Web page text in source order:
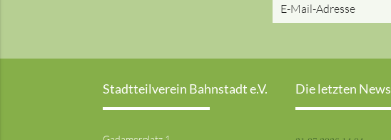
Stadtteilverein Bahnstadt e.V. Die letzten News